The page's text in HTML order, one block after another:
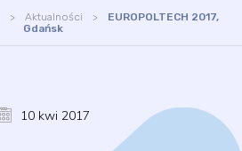
Aktualności
EUROPOLTECH 2017,
Gdańsk
10 kwi 2017